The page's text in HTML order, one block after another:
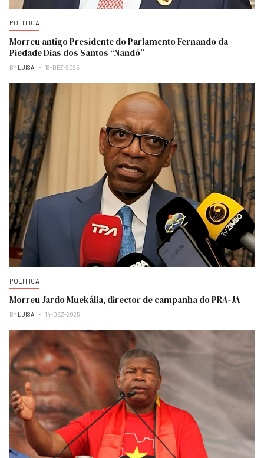
POLITICA
Morreu antigo Presidente do Parlamento Fernando da
Piedade Dias dos Santos “Nandó”
BY LUISA 18-DEZ-2025
POLITICA
Morreu Jardo Muekália, director de campanha do PRA-JA
BY LUISA 14-DEZ-2025